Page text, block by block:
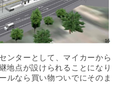
ンターとして、マイカーから
地点が設けられることになり
ルなら買い物ついでにそのま